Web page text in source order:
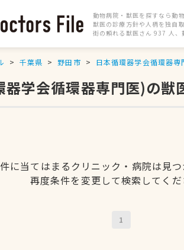
動物病院・獣医を探すなら動
獣医の診療方針や人柄を独自
街の頼れる獣医さん 937 人
千葉県 野田市 日本循環器学会循環器専
学会循環器専門医)の獣
に当てはまるクリニック・病院は見つ
再度条件を変更して検索してくだ
1